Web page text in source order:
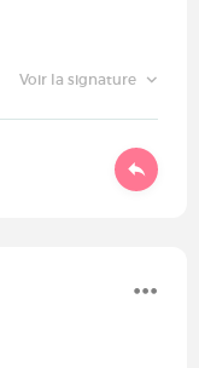
Voir la signature